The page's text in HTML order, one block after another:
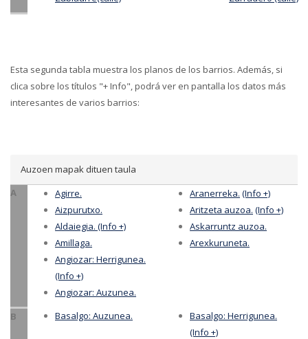
Esta segunda tabla muestra los planos de los barrios. Además, si
clica sobre los títulos "+ Info", podrá ver en pantalla los datos más
interesantes de varios barrios:
Auzoen mapak dituen taula
A
Agirre.
Aizpurutxo.
Aldaiegia. (Info +)
Amillaga.
Angiozar: Herrigunea.
(Info +)
Angiozar: Auzunea.
Aranerreka. (Info +)
Aritzeta auzoa. (Info +)
Askarruntz auzoa.
Arexkuruneta.
B Basalgo: Auzunea.
Basalgo: Herrigunea.
(Info +)